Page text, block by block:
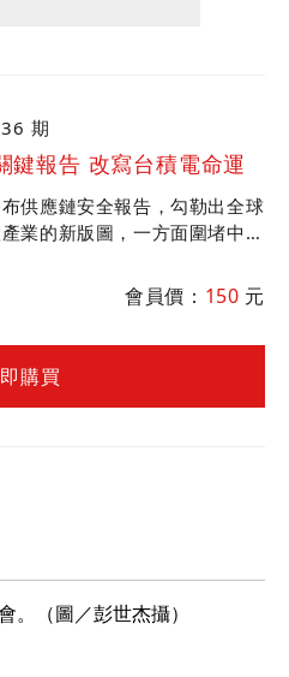
期
鍵報告 改寫台積電命運
供應鏈安全報告，勾勒出全球
業的新版圖，一方面圍堵中
，誰將受利？誰將受害？
會員價： 150 元
購買